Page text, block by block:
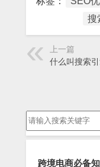
搜
上一篇
什么叫搜索
跨境电商必备